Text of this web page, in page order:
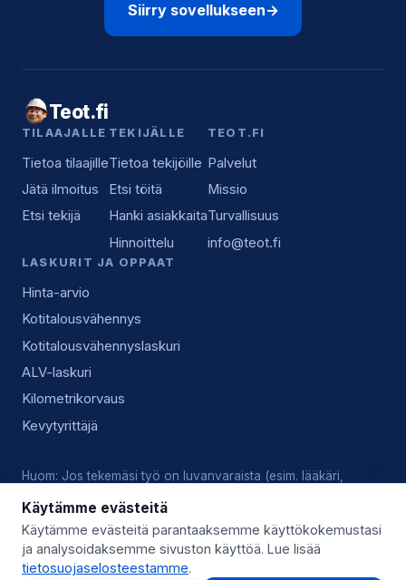
Siirry sovellukseen→
Teot.fi
TILAAJALLE
Tietoa tilaajille
Jätä ilmoitus
Etsi tekijä
TEKIJÄLLE
Tietoa tekijöille
Etsi töitä
Hanki asiakkaita
Hinnoittelu
TEOT.FI
Palvelut
Missio
Turvallisuus
info@teot.fi
LASKURIT JA OPPAAT
Hinta-arvio
Kotitalousvähennys
Kotitalousvähennyslaskuri
ALV-laskuri
Kilometrikorvaus
Kevytyrittäjä
Huom: Jos tekemäsi työ on luvanvaraista (esim. lääkäri,
olevista luvista, pätevyyksistä ja alan käytännöistä.
© 2026 Teot.fi (Giggo Oy) · Y-tunnus 3559746-8 · Kysy lisää:
Käytämme evästeitä
Käytämme evästeitä parantaaksemme käyttökokemustasi
ja analysoidaksemme sivuston käyttöä. Lue lisää
tietosuojaselosteestamme.